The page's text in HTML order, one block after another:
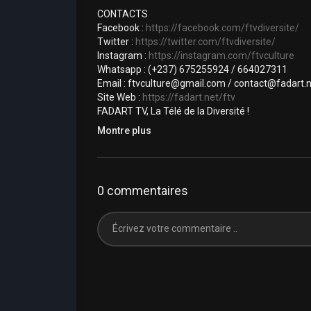
CONTACTS
Facebook : https://facebook.com/ftvdiversite/
Twitter : https://twitter.com/ftvdiversite/
Instagram : https://instagram.com/ftvculture
Whatsapp : (+237) 675255924 / 664027311
Email : ftvculture@gmail.com /
Site Web : https://fadart.net/ftv
FADART TV, La Télé de la Diversité !
Catégorie
Montre plus
0 commentaires